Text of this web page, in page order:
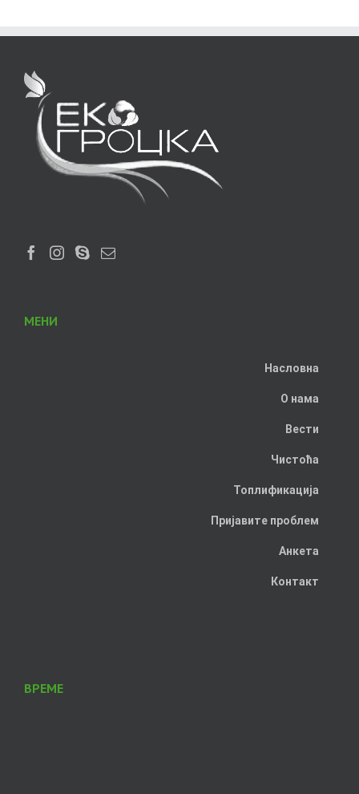
МЕНИ
Насловна
О нама
Вести
Чистоћа
Топлификација
Пријавите проблем
Анкета
Контакт
ВРЕМЕ